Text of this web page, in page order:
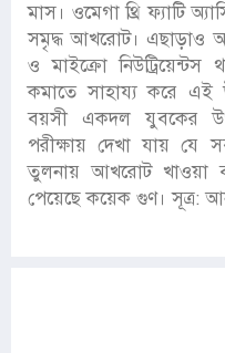
মাস। ওমেগা থ্রি ফ্যাটি
সমৃদ্ধ আখরোট। এছাড়াও
ও মাইক্রো নিউট্রিয়েন্টস
কমাতে সাহায্য করে এই
বয়সী একদল যুবকের
পরীক্ষায় দেখা যায়
তুলনায় আখরোট খাওয়া
পেয়েছে কয়েক গুণ। সূত্র: